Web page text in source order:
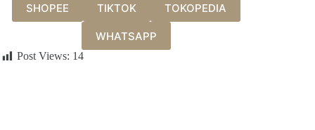
SHOPEE TIKTOK TOKOPEDIA
WHATSAPP
Post Views: 14